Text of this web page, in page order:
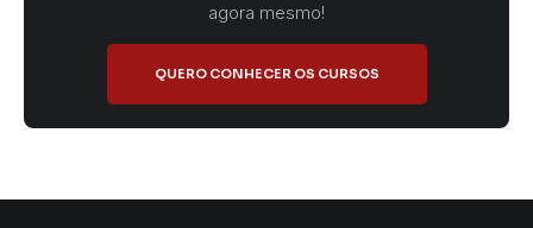
agora mesmo!
QUERO CONHECER OS CURSOS